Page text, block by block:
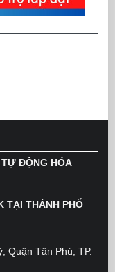
ĐỘNG HÓA
TẠI THÀNH PHỐ
Quận Tân Phú, TP.